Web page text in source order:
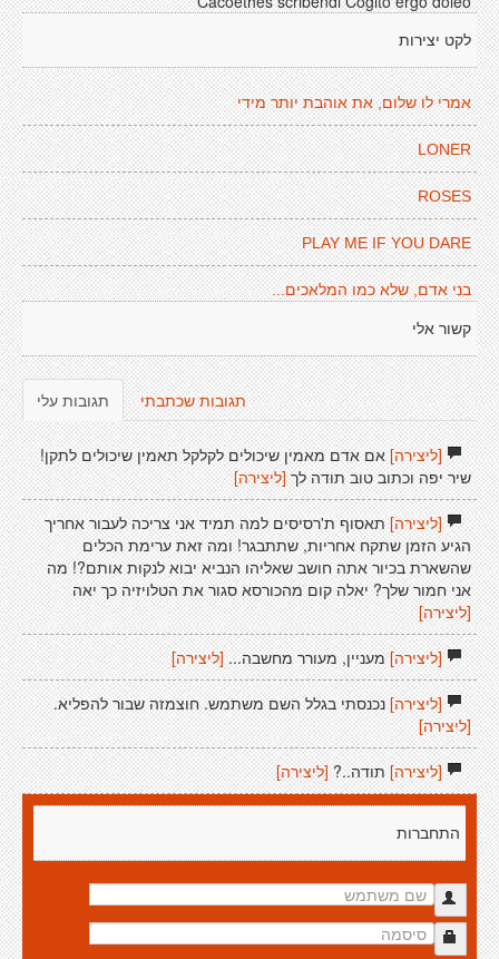
לקט יצירות
אמרי לו שלום, את אוהבת יותר מידי
LONER
ROSES
PLAY ME IF YOU DARE
בני אדם, שלא כמו המלאכים...
קשור אלי
תגובות עלי תגובות שכתבתי
[ליצירה]אם אדם מאמין שיכולים לקלקל תאמין שיכולים לתקן!
שיר יפה וכתוב טוב תודה לך [ליצירה]
[ליצירה]תאסוף ת'רסיסים למה תמיד אני צריכה לעבור אחריך
הגיע הזמן שתקח אחריות, שתתבגר! ומה זאת ערימת הכלים
שהשארת בכיור אתה חושב שאליהו הנביא יבוא לנקות אותם?! מה
אני חמור שלך? יאלה קום מהכורסא סגור את הטלויזיה כך יאה
[ליצירה]
[ליצירה]מעניין, מעורר מחשבה... [ליצירה]
[ליצירה]נכנסתי בגלל השם משתמש. חוצמזה שבור להפליא.
[ליצירה]
[ליצירה]תודה..? [ליצירה]
התחברות